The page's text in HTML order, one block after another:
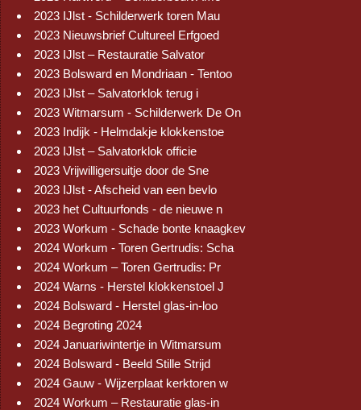
2023 IJlst - Schilderwerk toren Mau
2023 Nieuwsbrief Cultureel Erfgoed
2023 IJlst – Restauratie Salvator
2023 Bolsward en Mondriaan - Tentoo
2023 IJlst – Salvatorklok terug i
2023 Witmarsum - Schilderwerk De On
2023 Indijk - Helmdakje klokkenstoe
2023 IJlst – Salvatorklok officie
2023 Vrijwilligersuitje door de Sne
2023 IJlst - Afscheid van een bevlo
2023 het Cultuurfonds - de nieuwe n
2023 Workum - Schade bonte knaagkev
2024 Workum - Toren Gertrudis: Scha
2024 Workum – Toren Gertrudis: Pr
2024 Warns - Herstel klokkenstoel J
2024 Bolsward - Herstel glas-in-loo
2024 Begroting 2024
2024 Januariwintertje in Witmarsum
2024 Bolsward - Beeld Stille Strijd
2024 Gauw - Wijzerplaat kerktoren w
2024 Workum – Restauratie glas-in